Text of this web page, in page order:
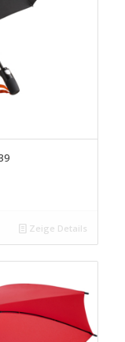
Zeige Details